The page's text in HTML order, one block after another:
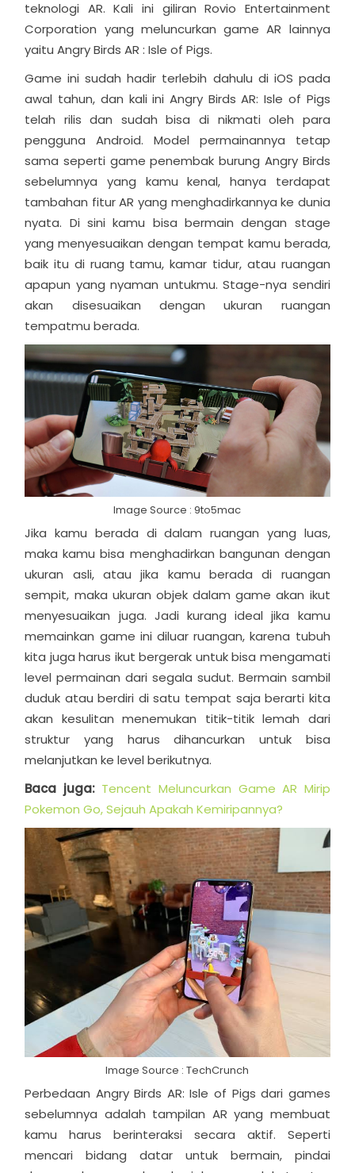
teknologi AR. Kali ini giliran Rovio Entertainment
Corporation yang meluncurkan game AR lainnya
yaitu Angry Birds AR : Isle of Pigs.
Game ini sudah hadir terlebih dahulu di iOS pada
awal tahun, dan kali ini Angry Birds AR: Isle of Pigs
telah rilis dan sudah bisa di nikmati oleh para
pengguna Android. Model permainannya tetap
sama seperti game penembak burung Angry Birds
sebelumnya yang kamu kenal, hanya terdapat
tambahan fitur AR yang menghadirkannya ke dunia
nyata. Di sini kamu bisa bermain dengan stage
yang menyesuaikan dengan tempat kamu berada,
baik itu di ruang tamu, kamar tidur, atau ruangan
apapun yang nyaman untukmu. Stage-nya sendiri
akan disesuaikan dengan ukuran ruangan
tempatmu berada.
Image Source : 9to5mac
Jika kamu berada di dalam ruangan yang luas,
maka kamu bisa menghadirkan bangunan dengan
ukuran asli, atau jika kamu berada di ruangan
sempit, maka ukuran objek dalam game akan ikut
menyesuaikan juga. Jadi kurang ideal jika kamu
memainkan game ini diluar ruangan, karena tubuh
kita juga harus ikut bergerak untuk bisa mengamati
level permainan dari segala sudut. Bermain sambil
duduk atau berdiri di satu tempat saja berarti kita
akan kesulitan menemukan titik-titik lemah dari
struktur yang harus dihancurkan untuk bisa
melanjutkan ke level berikutnya.
Baca juga: Tencent Meluncurkan Game AR Mirip
Pokemon Go, Sejauh Apakah Kemiripannya?
Image Source : TechCrunch
Perbedaan Angry Birds AR: Isle of Pigs dari games
sebelumnya adalah tampilan AR yang membuat
kamu harus berinteraksi secara aktif. Seperti
mencari bidang datar untuk bermain, pindai